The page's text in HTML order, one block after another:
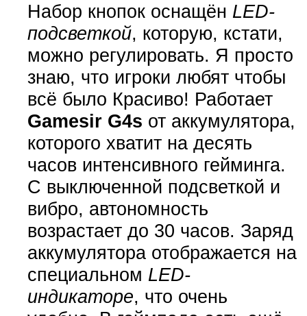
Набор кнопок оснащён LED-
подсветкой, которую, кстати,
можно регулировать. Я просто
знаю, что игроки любят чтобы
всё было Красиво! Работает
Gamesir G4s от аккумулятора,
которого хватит на десять
часов интенсивного гейминга.
С выключенной подсветкой и
вибро, автономность
возрастает до 30 часов. Заряд
аккумулятора отображается на
специальном LED-
индикаторе, что очень